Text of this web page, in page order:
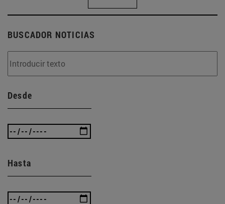
BUSCADOR NOTICIAS
Desde
Hasta